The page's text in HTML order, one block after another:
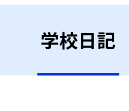
学校日記